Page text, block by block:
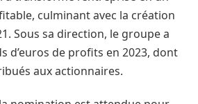
culminant avec la création
Sous sa direction, le groupe a
d’euros de profits en 2023, dont
aux actionnaires.